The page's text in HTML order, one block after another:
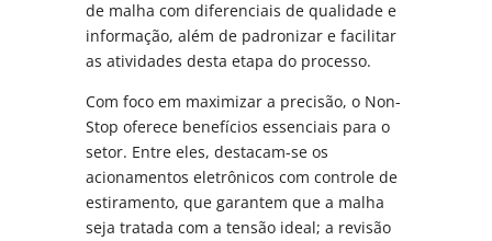
de malha com diferenciais de qualidade e
informação, além de padronizar e facilitar
as atividades desta etapa do processo.
Com foco em maximizar a precisão, o Non-
Stop oferece benefícios essenciais para o
setor. Entre eles, destacam-se os
acionamentos eletrônicos com controle de
estiramento, que garantem que a malha
seja tratada com a tensão ideal; a revisão